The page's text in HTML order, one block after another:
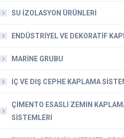
SU İZOLASYON ÜRÜNLERİ
ENDÜSTRİYEL VE DEKORATİF
MARİNE GRUBU
İÇ VE DIŞ CEPHE KAPLAMA
ÇİMENTO ESASLI ZEMİN
SİSTEMLERİ